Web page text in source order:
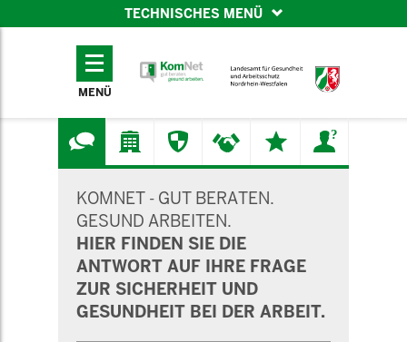
TECHNISCHES MENÜ
TECHNISCHES
MENÜ
KOMNET - GUT BERATEN.
GESUND ARBEITEN.
HIER FINDEN SIE DIE
ANTWORT AUF IHRE FRAGE
ZUR SICHERHEIT UND
GESUNDHEIT BEI DER ARBEIT.